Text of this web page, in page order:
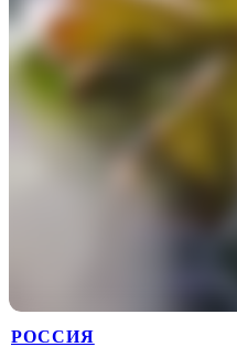
РОССИЯ